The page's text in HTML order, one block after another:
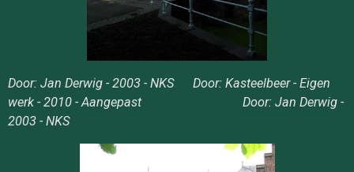
Door: Jan Derwig - 2003 - NKS Door: Kasteelbeer - Eigen
werk - 2010 - Aangepast Door: Jan Derwig -
2003 - NKS